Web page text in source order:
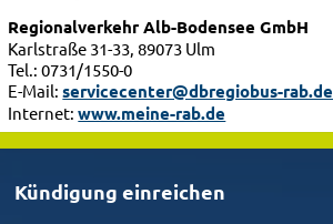
Regionalverkehr Alb-Bodensee GmbH
Karlstraße 31-33, 89073 Ulm
Tel.: 0731/1550-0
E-Mail:servicecenter@dbregiobus-rab.de
Internet:www.meine-rab.de
Kündigung einreichen